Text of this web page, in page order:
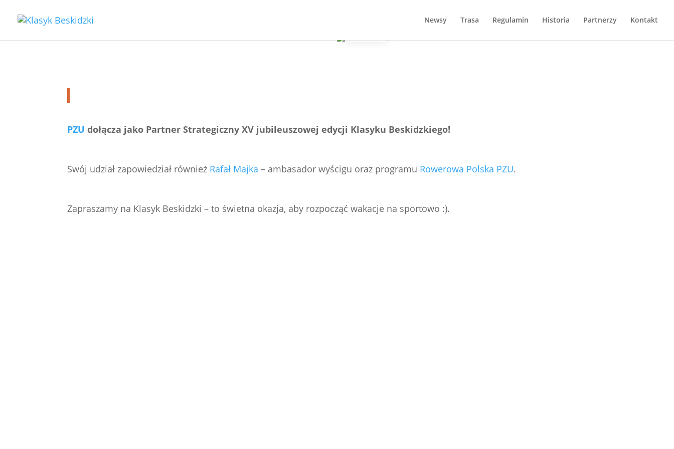
Newsy Trasa Regulamin Historia Partnerzy Kontakt
PZU dołącza jako Partner Strategiczny XV jubileuszowej edycji Klasyku Beskidzkiego!
Swój udział zapowiedział również Rafał Majka – ambasador wyścigu oraz programu Rowerowa Polska PZU.
Zapraszamy na Klasyk Beskidzki – to świetna okazja, aby rozpocząć wakacje na sportowo :).